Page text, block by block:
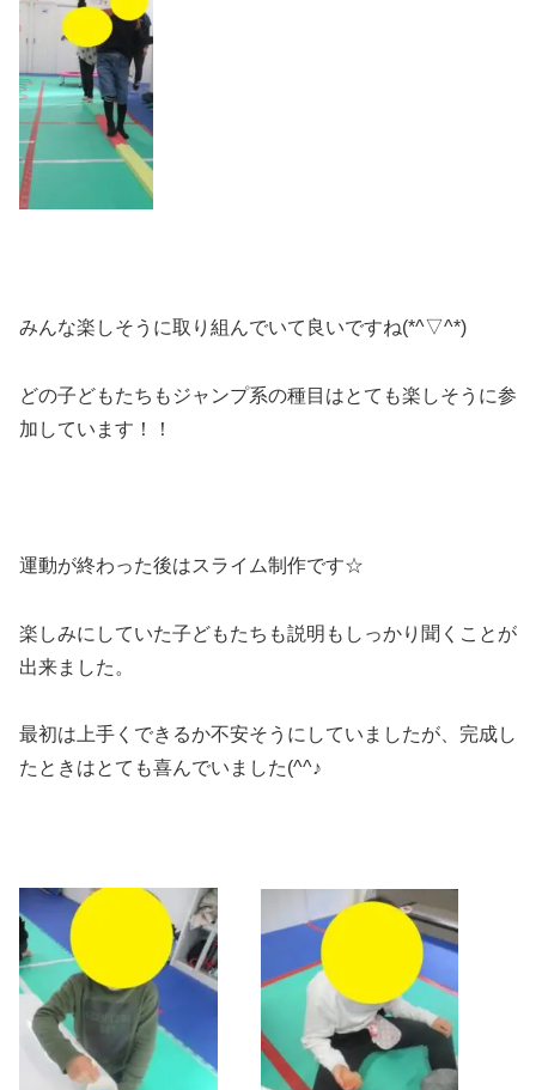
みんな楽しそうに取り組んでいて良いですね(*^▽^*)
どの子どもたちもジャンプ系の種目はとても楽しそうに参
加しています！！
運動が終わった後はスライム制作です☆
楽しみにしていた子どもたちも説明もしっかり聞くことが
出来ました。
最初は上手くできるか不安そうにしていましたが、完成し
たときはとても喜んでいました(^^♪